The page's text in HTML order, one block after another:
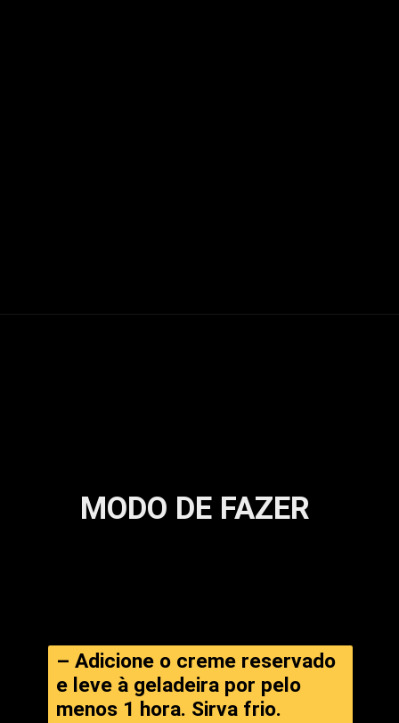
MODO DE FAZER
– Adicione o creme reservado
e leve à geladeira por pelo
menos 1 hora. Sirva frio.